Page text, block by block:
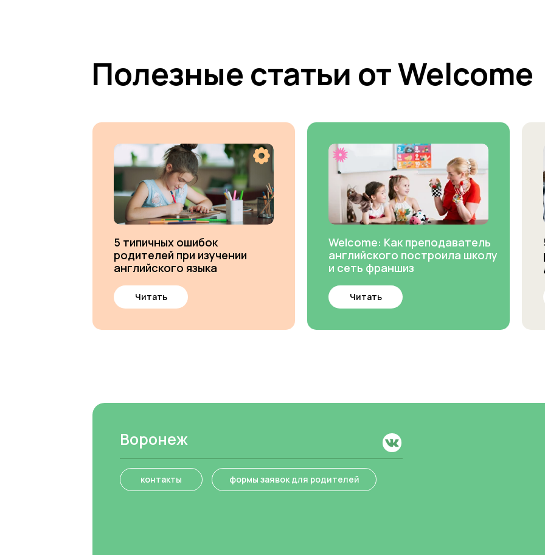
5 типичных ошибок
родителей при изучении
английского языка
Читать
Welcome: Как преподаватель
английского построила школу
и сеть франшиз
Читать
Полезные статьи от Welcome
Воронеж
контакты формы заявок для родителей